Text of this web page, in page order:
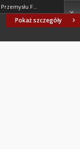
Pokaż szczegóły
Instytut Przemysłu Fermentacyjnego. Oprac.